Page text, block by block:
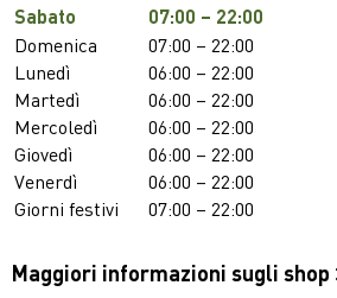
Sabato 07:00 – 22:00
Domenica
07:00 – 22:00
Lunedì
06:00 – 22:00
Martedì
06:00 – 22:00
Mercoledì
06:00 – 22:00
Giovedì
06:00 – 22:00
Venerdì
06:00 – 22:00
Giorni festivi
07:00 – 22:00
Maggiori informazioni sugli shop